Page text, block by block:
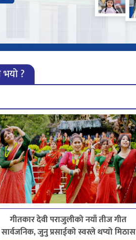
?
गीतकार देवी पराजुलीको नयाँ तीज गीत
सार्वजनिक, जुनु प्रसाईको स्वरले थप्यो मिठास